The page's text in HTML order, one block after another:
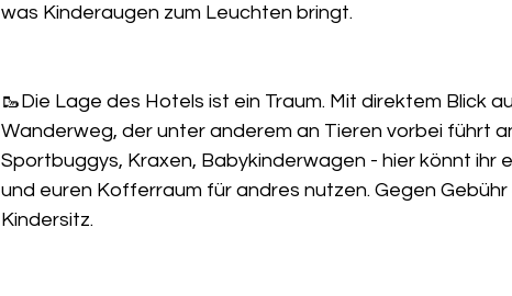
was Kinderaugen zum Leuchten bringt.
🥾Die Lage des Hotels ist ein Traum. Mit direktem Blick
Wanderweg, der unter anderem an Tieren vorbei führt
Sportbuggys, Kraxen, Babykinderwagen - hier könnt ihr
und euren Kofferraum für andres nutzen. Gegen Gebühr
Kindersitz.